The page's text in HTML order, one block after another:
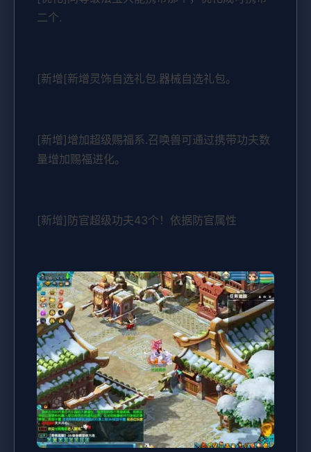
二个.
[新增[新增灵饰自选礼包.器械自选礼包。
[新增]增加超级赐福系.召唤兽可通过携带功夫数
量增加赐福进化。
[新增]防官超级功夫43个！依据防官属性